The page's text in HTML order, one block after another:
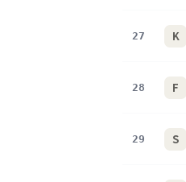
27 K
28 F
29 S